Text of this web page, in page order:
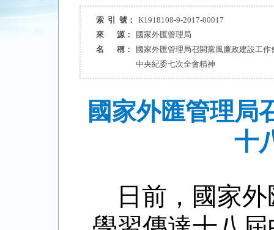
索 引 號：
K1918108-9-2017-00017
來 源：
國家外匯管理局
名 稱：
國家外匯管理局召開黨風廉政建設工
中央紀委七次全會精神
國家外匯管理局
十
日前，國家